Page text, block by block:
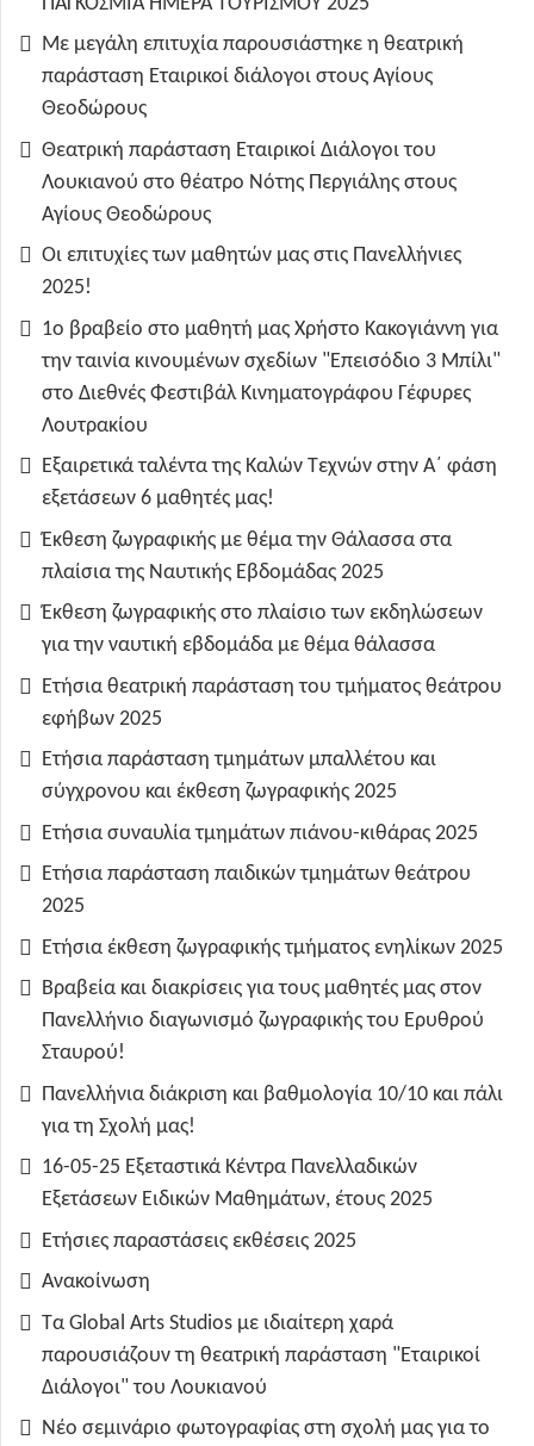
Με μεγάλη επιτυχία παρουσιάστηκε η θεατρική
παράσταση Εταιρικοί διάλογοι στους Αγίους
Θεοδώρους
Θεατρική παράσταση Εταιρικοί Διάλογοι του
Λουκιανού στο θέατρο Νότης Περγιάλης στους
Αγίους Θεοδώρους
Οι επιτυχίες των μαθητών μας στις Πανελλήνιες
2025!
1ο βραβείο στο μαθητή μας Χρήστο Κακογιάννη για
την ταινία κινουμένων σχεδίων "Επεισόδιο 3 Μπίλι"
στο Διεθνές Φεστιβάλ Κινηματογράφου Γέφυρες
Λουτρακίου
Εξαιρετικά ταλέντα της Καλών Τεχνών στην Α΄ φάση
εξετάσεων 6 μαθητές μας!
Έκθεση ζωγραφικής με θέμα την Θάλασσα στα
πλαίσια της Ναυτικής Εβδομάδας 2025
Έκθεση ζωγραφικής στο πλαίσιο των εκδηλώσεων
για την ναυτική εβδομάδα με θέμα θάλασσα
Ετήσια θεατρική παράσταση του τμήματος θεάτρου
εφήβων 2025
Ετήσια παράσταση τμημάτων μπαλλέτου και
σύγχρονου και έκθεση ζωγραφικής 2025
Ετήσια συναυλία τμημάτων πιάνου-κιθάρας 2025
Ετήσια παράσταση παιδικών τμημάτων θεάτρου
2025
Ετήσια έκθεση ζωγραφικής τμήματος ενηλίκων 2025
Βραβεία και διακρίσεις για τους μαθητές μας στον
Πανελλήνιο διαγωνισμό ζωγραφικής του Ερυθρού
Σταυρού!
Πανελλήνια διάκριση και βαθμολογία 10/10 και πάλι
για τη Σχολή μας!
16-05-25 Εξεταστικά Κέντρα Πανελλαδικών
Εξετάσεων Ειδικών Μαθημάτων, έτους 2025
Ετήσιες παραστάσεις εκθέσεις 2025
Ανακοίνωση
Τα Global Arts Studios με ιδιαίτερη χαρά
παρουσιάζουν τη θεατρική παράσταση "Εταιρικοί
Διάλογοι" του Λουκιανού
Νέο σεμινάριο φωτογραφίας στη σχολή μας για το